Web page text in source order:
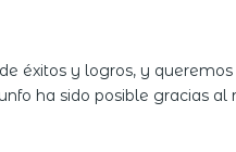
éxitos y logros, y
ha sido posible gracias al